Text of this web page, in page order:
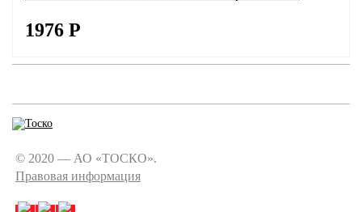
1976 Р
© 2020 — АО «ТОСКО».
Правовая информация